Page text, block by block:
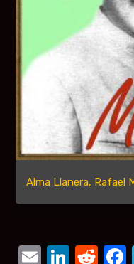
Alma Llanera, Rafael
Email